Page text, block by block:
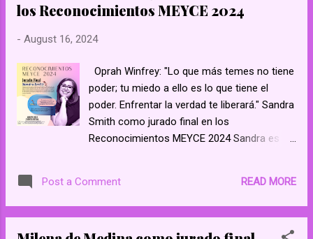
fracasan, su fracaso debe ser un reto para
meyceonline/ https://www.facebook.com/
Emprendedoras y con Espíritu - YouTube
Mujeres Emprendedoras y con Espiritu
los Reconocimientos MEYCE 2024
- August 16, 2024
Oprah Winfrey: "Lo que más temes no tiene
poder; tu miedo a ello es lo que tiene el
poder. Enfrentar la verdad te liberará." Sandra
Smith como jurado final en los
Reconocimientos MEYCE 2024 Sandra es
certificada, CEO de AWL Training Group, el
cuál trabaja bajo el nombre Aligning with Life
Post a Comment READ MORE